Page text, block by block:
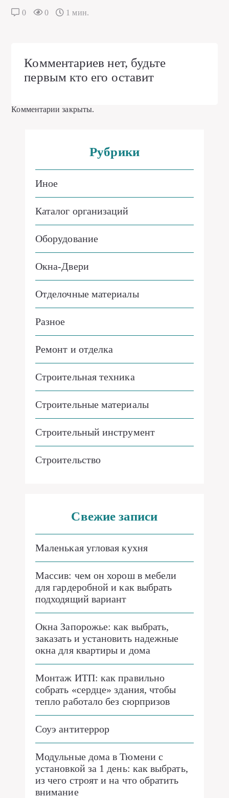
0 0 1 мин.
Комментариев нет, будьте
первым кто его оставит
Комментарии закрыты.
Рубрики
Иное
Каталог организаций
Оборудование
Окна-Двери
Отделочные материалы
Разное
Ремонт и отделка
Строительная техника
Строительные материалы
Строительный инструмент
Строительство
Свежие записи
Маленькая угловая кухня
Массив: чем он хорош в мебели
для гардеробной и как выбрать
подходящий вариант
Окна Запорожье: как выбрать,
заказать и установить надежные
окна для квартиры и дома
Монтаж ИТП: как правильно
собрать «сердце» здания, чтобы
тепло работало без сюрпризов
Соуэ антитеррор
Модульные дома в Тюмени с
установкой за 1 день: как выбрать,
из чего строят и на что обратить
внимание